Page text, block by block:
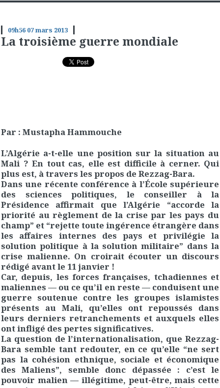
09h56 07mars 2013
La troisième guerre mondiale
Par : Mustapha Hammouche
L’Algérie a-t-elle une position sur la situation au
Mali ? En tout cas, elle est difficile à cerner. Qui
plus est, à travers les propos de Rezzag-Bara.
Dans une récente conférence à l’École supérieure
des sciences politiques, le conseiller à la
Présidence affirmait que l’Algérie “accorde la
priorité au règlement de la crise par les pays du
champ” et “rejette toute ingérence étrangère dans
les affaires internes des pays et privilégie la
solution politique à la solution militaire” dans la
crise malienne. On croirait écouter un discours
rédigé avant le 11 janvier !
Car, depuis, les forces françaises, tchadiennes et
maliennes — ou ce qu’il en reste — conduisent une
guerre soutenue contre les groupes islamistes
présents au Mali, qu’elles ont repoussés dans
leurs derniers retranchements et auxquels elles
ont infligé des pertes significatives.
La question de l’internationalisation, que Rezzag-
Bara semble tant redouter, en ce qu’elle “ne sert
pas la cohésion ethnique, sociale et économique
des Maliens”, semble donc dépassée : c’est le
pouvoir malien — illégitime, peut-être, mais cette